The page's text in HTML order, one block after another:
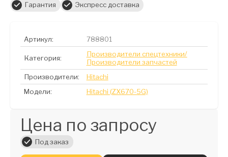
Гарантия Экспресс доставка
Артикул: 788801
Категория:
Производители спецтехники/
Производители запчастей
Производители:
Hitachi
Модели:
Hitachi (ZX670-5G)
Цена по запросу
Под заказ